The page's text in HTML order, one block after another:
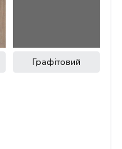
Графітовий